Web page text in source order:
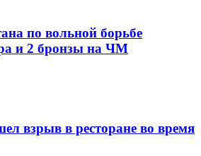
по вольной борьбе
и 2 бронзы на ЧМ
взрыв в ресторане во время